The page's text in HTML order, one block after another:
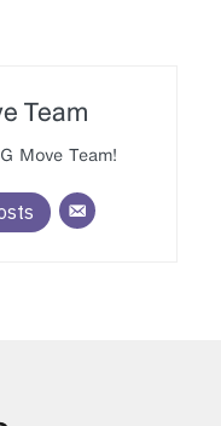
Team
Move Team!